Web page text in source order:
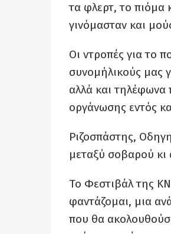
τα φλερτ, το πιόμα
γινόμασταν και
Οι ντροπές για το
συνομήλικούς μας
αλλά και τηλέφωνα
οργάνωσης εντός
Ριζοσπάστης,
μεταξύ σοβαρού κι
Το Φεστιβάλ της
φαντάζομαι, μια
που θα